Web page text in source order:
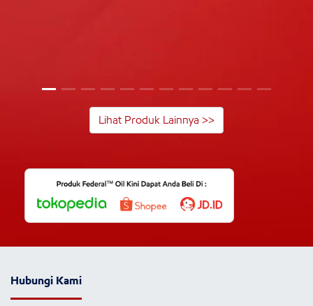
Lihat Produk Lainnya >>
Hubungi Kami